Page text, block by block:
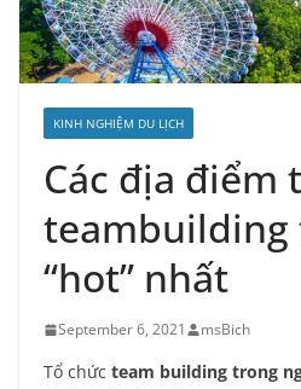
KINH NGHIỆM DU LỊCH
Các địa điểm
teambuilding
“hot” nhất
September 6, 2021 msBich
Tổ chức team building trong